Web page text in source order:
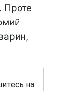
Проте
на